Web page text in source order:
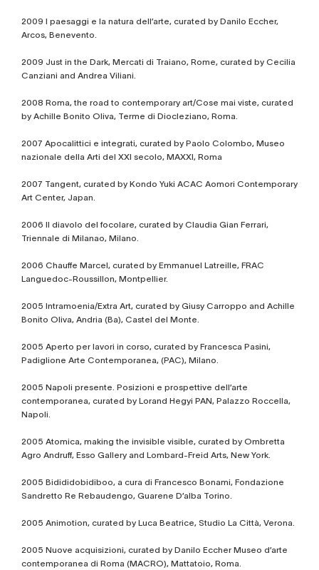
2009 I paesaggi e la natura dell’arte, curated by Danilo Eccher,
Arcos, Benevento.
2009 Just in the Dark, Mercati di Traiano, Rome, curated by Cecilia
Canziani and Andrea Viliani.
2008 Roma, the road to contemporary art/Cose mai viste, curated
by Achille Bonito Oliva, Terme di Diocleziano, Roma.
2007 Apocalittici e integrati, curated by Paolo Colombo, Museo
nazionale della Arti del XXI secolo, MAXXI, Roma
2007 Tangent, curated by Kondo Yuki ACAC Aomori Contemporary
Art Center, Japan.
2006 Il diavolo del focolare, curated by Claudia Gian Ferrari,
Triennale di Milanao, Milano.
2006 Chauffe Marcel, curated by Emmanuel Latreille, FRAC
Languedoc-Roussillon, Montpellier.
2005 Intramoenia/Extra Art, curated by Giusy Carroppo and Achille
Bonito Oliva, Andria (Ba), Castel del Monte.
2005 Aperto per lavori in corso, curated by Francesca Pasini,
Padiglione Arte Contemporanea, (PAC), Milano.
2005 Napoli presente. Posizioni e prospettive dell’arte
contemporanea, curated by Lorand Hegyi PAN, Palazzo Roccella,
Napoli.
2005 Atomica, making the invisible visible, curated by Ombretta
Agro Andruff, Esso Gallery and Lombard-Freid Arts, New York.
2005 Bidididobidiboo, a cura di Francesco Bonami, Fondazione
Sandretto Re Rebaudengo, Guarene D’alba Torino.
2005 Animotion, curated by Luca Beatrice, Studio La Città, Verona.
2005 Nuove acquisizioni, curated by Danilo Eccher Museo d’arte
contemporanea di Roma (MACRO), Mattatoio, Roma.